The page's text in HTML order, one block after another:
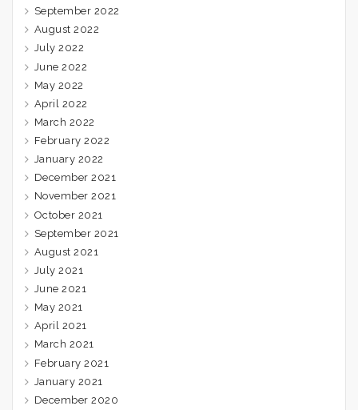
September 2022
August 2022
July 2022
June 2022
May 2022
April 2022
March 2022
February 2022
January 2022
December 2021
November 2021
October 2021
September 2021
August 2021
July 2021
June 2021
May 2021
April 2021
March 2021
February 2021
January 2021
December 2020